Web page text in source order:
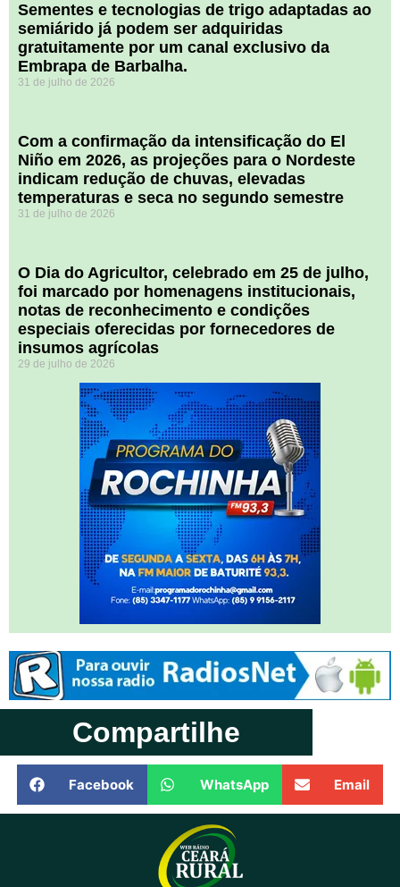
Sementes e tecnologias de trigo adaptadas ao
semiárido já podem ser adquiridas
gratuitamente por um canal exclusivo da
Embrapa de Barbalha.
31 de julho de 2026
Com a confirmação da intensificação do El
Niño em 2026, as projeções para o Nordeste
indicam redução de chuvas, elevadas
temperaturas e seca no segundo semestre
31 de julho de 2026
O Dia do Agricultor, celebrado em 25 de julho,
foi marcado por homenagens institucionais,
notas de reconhecimento e condições
especiais oferecidas por fornecedores de
insumos agrícolas
29 de julho de 2026
Compartilhe
Facebook WhatsApp Email